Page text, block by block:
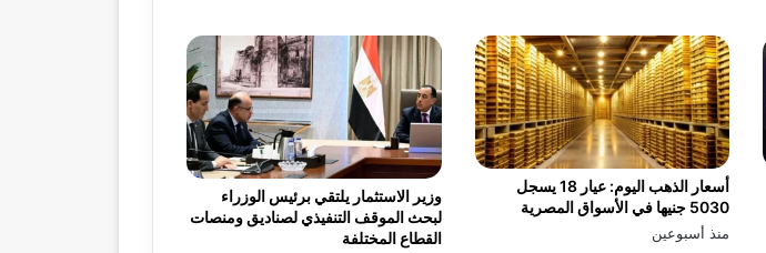
وزير الاستثمار يلتقي برئيس الوزراء
لبحث الموقف التنفيذي لصناديق ومنصات
القطاع المختلفة
أسعار الذهب اليوم: عيار 18 يسجل
5030 جنيها في الأسواق المصرية
منذ أسبوعين